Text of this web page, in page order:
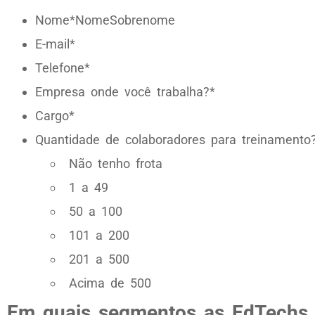
Nome*NomeSobrenome
E-mail*
Telefone*
Empresa onde você trabalha?*
Cargo*
Quantidade de colaboradores para
Não tenho frota
1 a 49
50 a 100
101 a 200
201 a 500
Acima de 500